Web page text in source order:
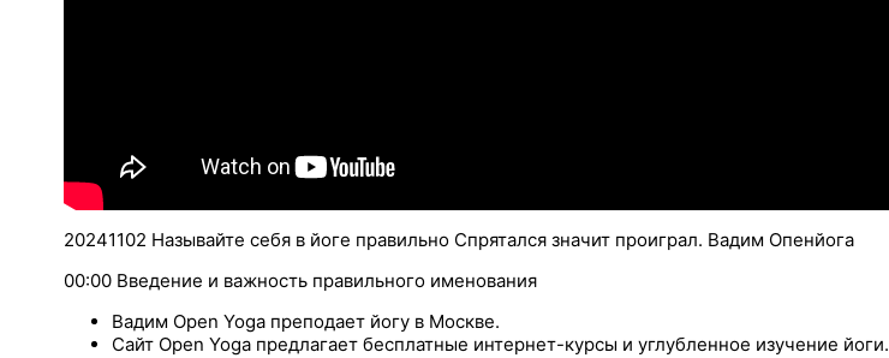
20241102 Называйте себя в йоге правильно Спрятался значит проиграл. Вадим Опенйога
00:00 Введение и важность правильного именования
Вадим Open Yoga преподает йогу в Москве.
Сайт Open Yoga предлагает бесплатные интернет-курсы и углубленное изучение йоги.